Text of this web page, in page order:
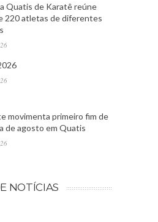
Quatis de Karatê reúne
220 atletas de diferentes
movimenta primeiro fim de
de agosto em Quatis
NOTÍCIAS